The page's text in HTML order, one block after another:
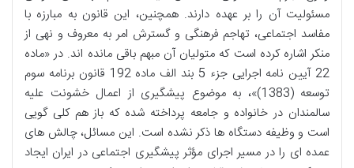
مسئولیت آن را بر عهده دارند. همچنین، این قانون به مبارزه با
مفاسد اجتماعی، تهاجم فرهنگی و گسترش امر به معروف و نهی از
منکر اشاره کرده است که متولیان آن مبهم باقی مانده اند. در «ماده
22 آیین نامه اجرایی جزء 5 بند الف ماده 192 قانون برنامه سوم
توسعه (1383)»، به موضوع پیشگیری از اعمال خشونت علیه
سالمندان در خانواده و جامعه پرداخته شده که باز هم کلی گویی
است و وظیفه دستگاه ها ذکر نشده است. این مسائل، چالش های
عمده ای را در مسیر اجرای مؤثر پیشگیری اجتماعی در ایران ایجاد